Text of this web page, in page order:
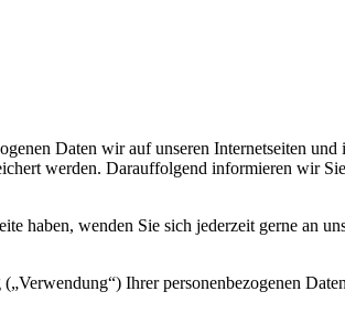
Daten wir auf unseren Internetseiten
werden. Darauffolgend informieren wir
haben, wenden Sie sich jederzeit gerne an
Ihrer personenbezogenen